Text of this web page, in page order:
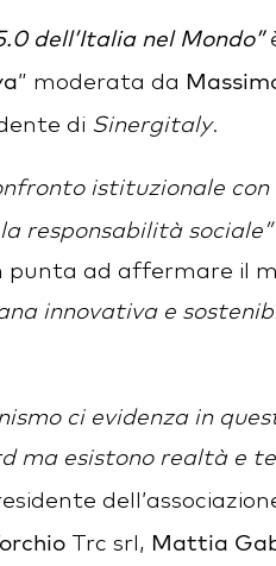
dell’Italia nel Mondo”
” moderata da
di Sinergitaly.
istituzionale
responsabilità sociale”
punta ad affermare il
innovativa e
ci evidenza in
ma esistono realtà e
Trc srl, Mattia